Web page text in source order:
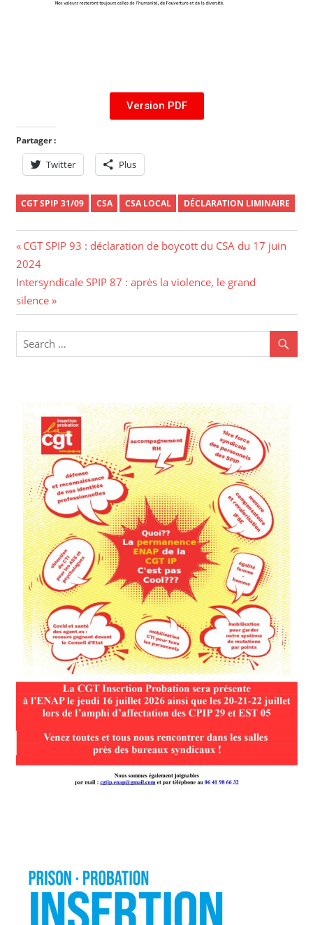
Version PDF
Partager :
Twitter Plus
CGT SPIP 31/09 CSA CSA LOCAL DÉCLARATION LIMINAIRE
CGT SPIP 93 : déclaration de boycott du CSA du 17 juin
2024
Intersyndicale SPIP 87 : après la violence, le grand
silence